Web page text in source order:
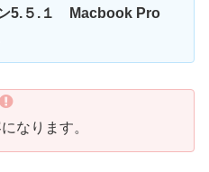
5.５.１
Macbook Pro
なります。